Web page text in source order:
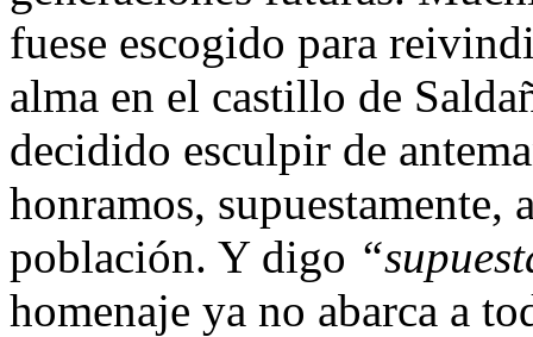
fuese escogido para
alma en el castillo de
decidido esculpir de
honramos, supuestamente,
población. Y digo
homenaje ya no abarca a